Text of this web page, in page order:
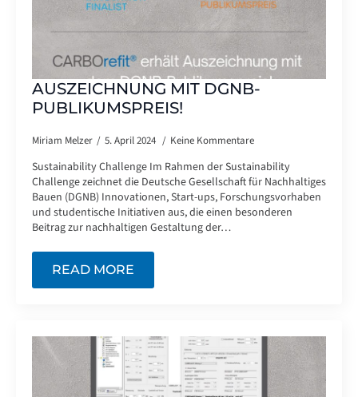
AUSZEICHNUNG MIT DGNB-
PUBLIKUMSPREIS!
Miriam Melzer 5. April 2024 Keine Kommentare
Sustainability Challenge Im Rahmen der Sustainability
Challenge zeichnet die Deutsche Gesellschaft für Nachhaltiges
Bauen (DGNB) Innovationen, Start-ups, Forschungsvorhaben
und studentische Initiativen aus, die einen besonderen
Beitrag zur nachhaltigen Gestaltung der…
READ MORE